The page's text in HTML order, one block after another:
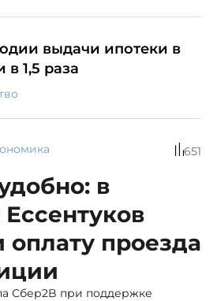
выдачи ипотеки в
1,5 раза
651
в
Ессентуков
оплату проезда
Сбер2B при поддержке